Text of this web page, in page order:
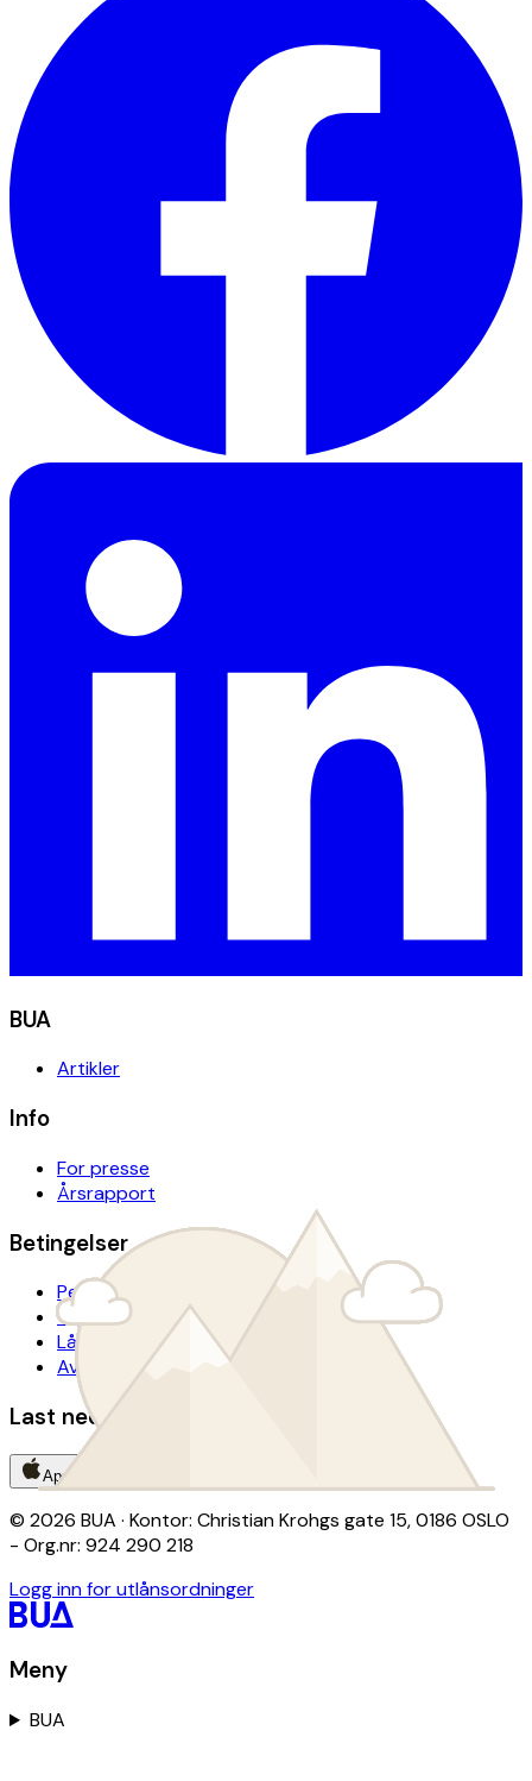
BUA
Artikler
Info
For presse
Årsrapport
Betingelser
Personvern
Tilgjengelighetserklæring
Lånevilkår
Avtalevilkår donasjon
Last ned BUA-appen
App Store
© 2026 BUA · Kontor: Christian Krohgs gate 15, 0186 OSLO
- Org.nr: 924 290 218
Logg inn for utlånsordninger
Meny
BUA